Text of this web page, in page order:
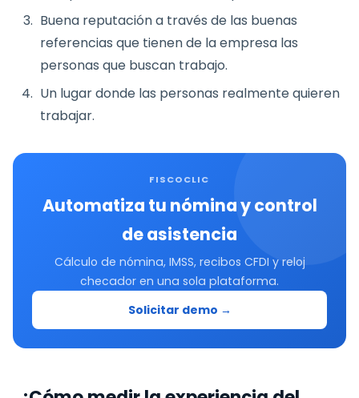
Buena reputación a través de las buenas
referencias que tienen de la empresa las
personas que buscan trabajo.
Un lugar donde las personas realmente quieren
trabajar.
FISCOCLIC
Automatiza tu nómina y control
de asistencia
Cálculo de nómina, IMSS, recibos CFDI y reloj
checador en una sola plataforma.
Solicitar demo →